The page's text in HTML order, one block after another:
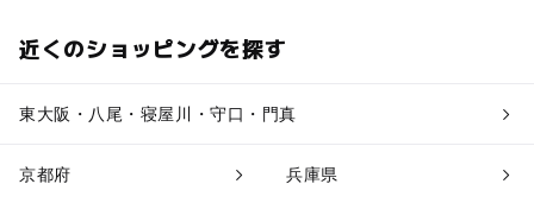
近くのショッピングを探す
東大阪・八尾・寝屋川・守口・門真
京都府 兵庫県